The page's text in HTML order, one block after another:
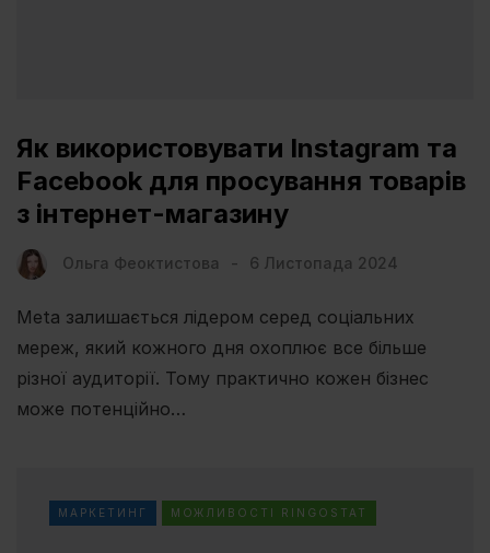
Як використовувати Instagram та
Facebook для просування товарів
з інтернет-магазину
Ольга Феоктистова 6 Листопада 2024
Meta залишається лідером серед соціальних
мереж, який кожного дня охоплює все більше
різної аудиторії. Тому практично кожен бізнес
може потенційно…
МАРКЕТИНГ МОЖЛИВОСТІ RINGOSTAT